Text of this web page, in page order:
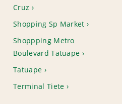
Cruz
Shopping Sp Market
Shoppping Metro
Boulevard Tatuape
Tatuape
Terminal Tiete